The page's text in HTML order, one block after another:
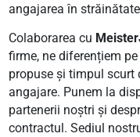
angajarea în
Colaborarea cu
firme, ne diferențiem
propuse și timpul scurt
angajare. Punem la
partenerii noștri și
contractul. Sediul